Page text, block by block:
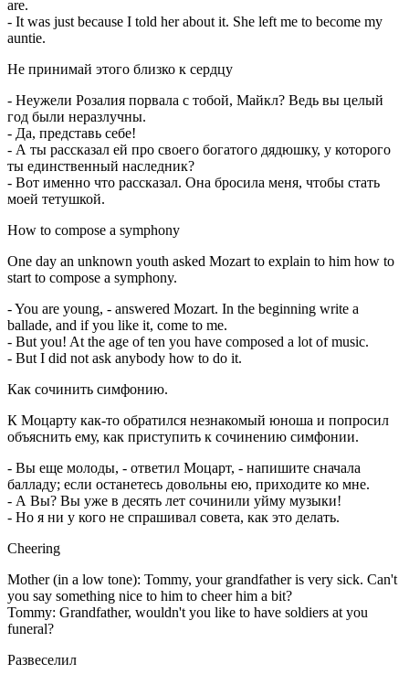
are.
- It was just because I told her about it. She left me to become my
auntie.
Не принимай этого близко к сердцу
- Неужели Розалия порвала с тобой, Майкл? Ведь вы целый
год были неразлучны.
- Да, представь себе!
- А ты рассказал ей про своего богатого дядюшку, у которого
ты единственный наследник?
- Вот именно что рассказал. Она бросила меня, чтобы стать
моей тетушкой.
How to compose a symphony
One day an unknown youth asked Mozart to explain to him how to
start to compose a symphony.
- You are young, - answered Mozart. In the beginning write a
ballade, and if you like it, come to me.
- But you! At the age of ten you have composed a lot of music.
- But I did not ask anybody how to do it.
Как сочинить симфонию.
К Моцарту как-то обратился незнакомый юноша и попросил
объяснить ему, как приступить к сочинению симфонии.
- Вы еще молоды, - ответил Моцарт, - напишите сначала
балладу; если останетесь довольны ею, приходите ко мне.
- А Вы? Вы уже в десять лет сочинили уйму музыки!
- Но я ни у кого не спрашивал совета, как это делать.
Cheering
Mother (in a low tone): Tommy, your grandfather is very sick. Can't
you say something nice to him to cheer him a bit?
Tommy: Grandfather, wouldn't you like to have soldiers at you
funeral?
Развеселил